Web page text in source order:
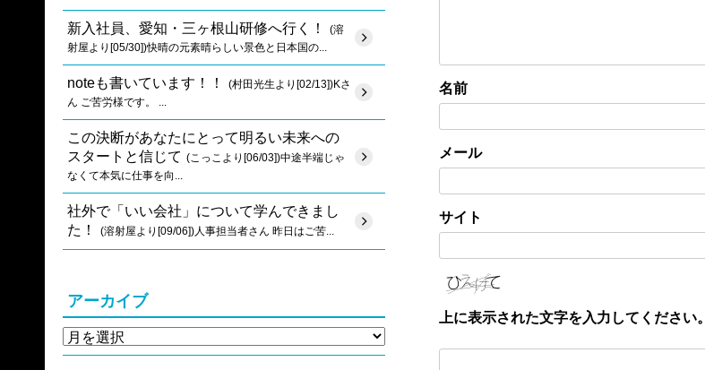
名前
メール
サイト
上に表示された文字を入力してください。
新入社員、愛知・三ヶ根山研修へ行く！
(溶
射屋より[05/30])快晴の元素晴らしい景色と日本国の...
noteも書いています！！
(村田光生より[02/13])Kさ
ん ご苦労様です。 ...
この決断があなたにとって明るい未来への
スタートと信じて (こっこより[06/03])中途半端じゃ
なくて本気に仕事を向...
社外で「いい会社」について学んできまし
た！
(溶射屋より[09/06])人事担当者さん 昨日はご苦...
アーカイブ